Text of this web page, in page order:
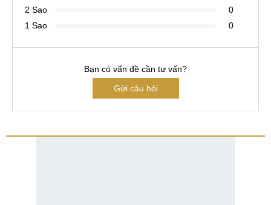
2 Sao
0
1 Sao
0
Bạn có vấn đề cần tư vấn?
Gửi câu hỏi